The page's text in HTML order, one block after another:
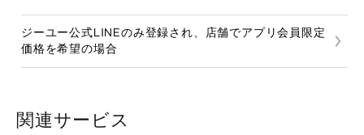
ジーユー公式LINEのみ登録され、店舗でアプリ会員限定
価格を希望の場合
関連サービス